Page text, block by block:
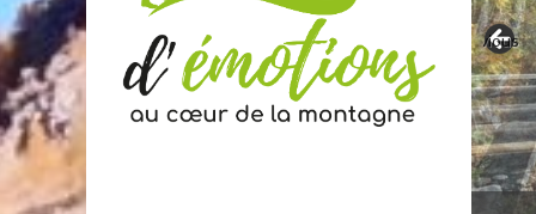
Previous